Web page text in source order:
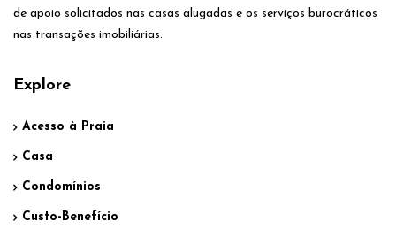
de apoio solicitados nas casas alugadas e os serviços burocráticos
nas transações imobiliárias.
Explore
Acesso à Praia
Casa
Condomínios
Custo-Benefício